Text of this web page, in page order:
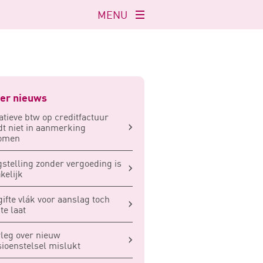
Navigatie
openen
MENU
nieuws
btw op creditfactuur
niet in aanmerking
zonder vergoeding is
vlák voor aanslag toch
laat
over nieuw
mislukt